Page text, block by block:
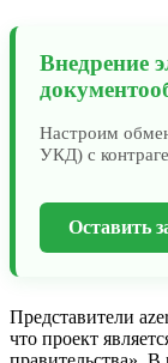
Внедрение
Настроим
УКД) с
Оставить
Представители
что проект